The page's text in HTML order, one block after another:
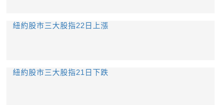
紐約股市三大股指22日上漲
紐約股市三大股指21日下跌